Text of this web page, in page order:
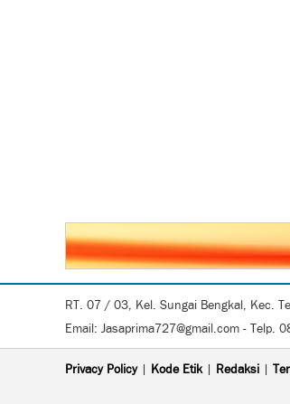
RT. 07 / 03, Kel. Sungai Bengkal, Kec.
Email: Jasaprima727@gmail.com - Telp.
Privacy Policy| Kode Etik| Redaksi |